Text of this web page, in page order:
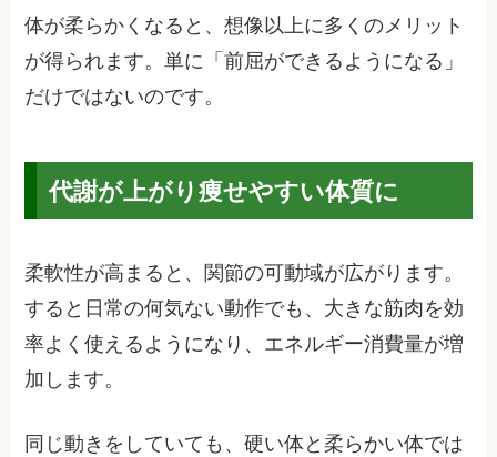
体が柔らかくなると、想像以上に多くのメリット
が得られます。単に「前屈ができるようになる」
だけではないのです。
代謝が上がり痩せやすい体質に
柔軟性が高まると、関節の可動域が広がります。
すると日常の何気ない動作でも、大きな筋肉を効
率よく使えるようになり、エネルギー消費量が増
加します。
同じ動きをしていても、硬い体と柔らかい体では